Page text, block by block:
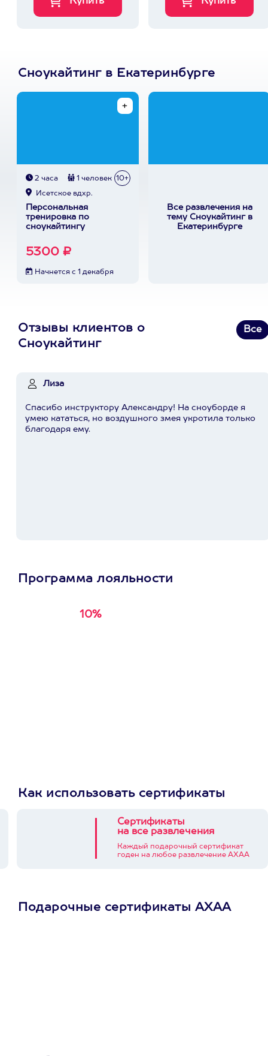
Сноукайтинг в Екатеринбурге
2 часа 1 человек 10+
Исетское вдхр.
Персональная
тренировка по
сноукайтингу
5300 ₽
Начнется с 1 декабря
Все развлечения на
тему Сноукайтинг в
Екатеринбурге
Отзывы клиентов о
Сноукайтинг
Все
Лиза
Спасибо инструктору Александру! На сноуборде я
умею кататься, но воздушного змея укротила только
благодаря ему.
Программа лояльности
10%
Как использовать сертификаты
Сертификаты
на все развлечения
Каждый подарочный сертификат
годен на любое развлечение АХАА
Подарочные сертификаты АХАА